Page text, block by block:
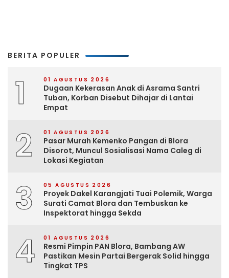
BERITA POPULER
1 01 AGUSTUS 2026
Dugaan Kekerasan Anak di Asrama Santri
Tuban, Korban Disebut Dihajar di Lantai
Empat
2 01 AGUSTUS 2026
Pasar Murah Kemenko Pangan di Blora
Disorot, Muncul Sosialisasi Nama Caleg di
Lokasi Kegiatan
3 05 AGUSTUS 2026
Proyek Dakel Karangjati Tuai Polemik, Warga
Surati Camat Blora dan Tembuskan ke
Inspektorat hingga Sekda
4 01 AGUSTUS 2026
Resmi Pimpin PAN Blora, Bambang AW
Pastikan Mesin Partai Bergerak Solid hingga
Tingkat TPS